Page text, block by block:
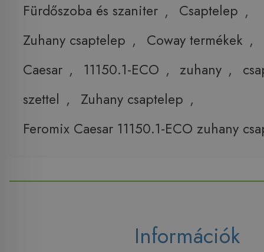
Fürdőszoba és szaniter , Csaptelep ,
Zuhany csaptelep , Coway termékek ,
Caesar , 11150.1-ECO , zuhany ,
szettel , Zuhany csaptelep ,
Feromix Caesar 11150.1-ECO zuhany
Információk